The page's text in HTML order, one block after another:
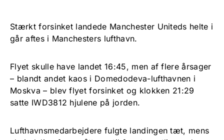
Stærkt forsinket landede Manchester Uniteds helte i
går aftes i Manchesters lufthavn.
Flyet skulle have landet 16:45, men af flere årsager
– blandt andet kaos i Domedodeva-lufthavnen i
Moskva – blev flyet forsinket og klokken 21:29
satte IWD3812 hjulene på jorden.
Lufthavnsmedarbejdere fulgte landingen tæt, mens